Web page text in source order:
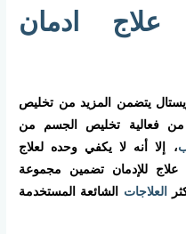
ادمان
يتضمن المزيد من تخليص
فعالية تخليص الجسم من
، إلا أنه لا يكفي وحده لعلاج
للإدمان تضمين مجموعة
العلاجات الشائعة المستخدمة